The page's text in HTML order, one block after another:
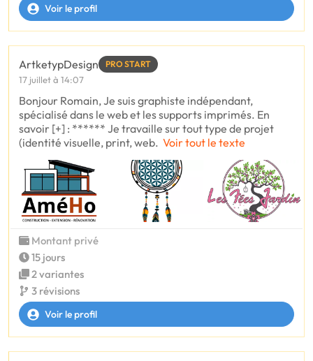
Voir le profil
ArtketypDesign PRO START
17 juillet à 14:07
Bonjour Romain, Je suis graphiste indépendant,
spécialisé dans le web et les supports imprimés. En
savoir [+] : ****** Je travaille sur tout type de projet
(identité visuelle, print, web. Voir tout le texte
Montant privé
15 jours
2 variantes
3 révisions
Voir le profil